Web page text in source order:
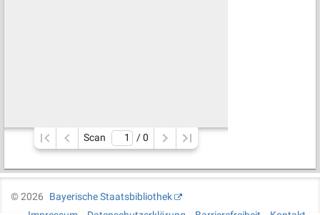
Scan / 0
©2026
Bayerische Staatsbibliothek